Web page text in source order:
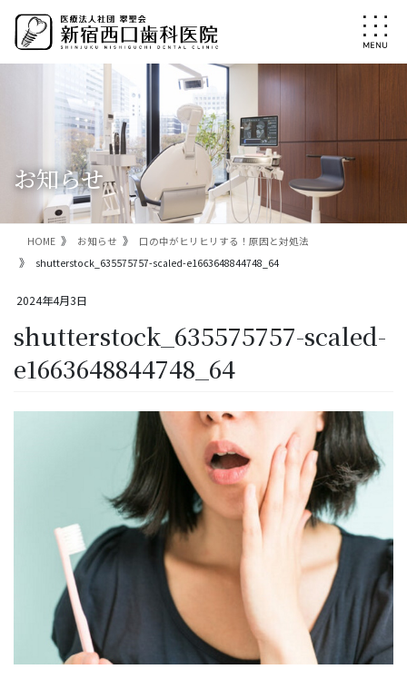
ン
ー
お知らせ
HOME お知らせ
口の中がヒリヒリする！原因と対処法
shutterstock_635575757-scaled-e1663648844748_64
2024年4月3日
shutterstock_635575757-scaled-
e1663648844748_64